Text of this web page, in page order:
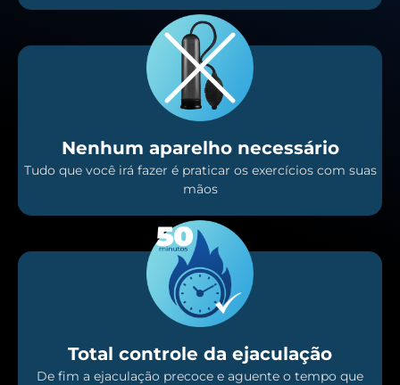
Nenhum aparelho necessário
Tudo que você irá fazer é praticar os exercícios com suas
mãos
Total controle da ejaculação
De fim a ejaculação precoce e aguente o tempo que